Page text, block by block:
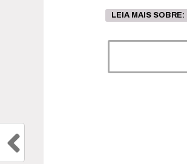
LEIA MAIS SOBRE: